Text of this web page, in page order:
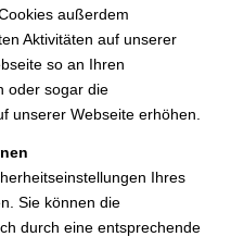
außerdem
Aktivitäten auf unserer
so an Ihren
oder sogar die
unserer Webseite erhöhen.
Ihres
Sie können die
durch eine entsprechende